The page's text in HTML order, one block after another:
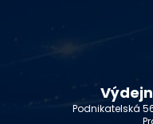
Podnikatelská